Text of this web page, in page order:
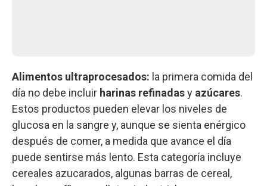
Alimentos ultraprocesados: la primera comida del
día no debe incluir harinas refinadasy azúcares.
Estos productos pueden elevar los niveles de
glucosa en la sangre y, aunque se sienta enérgico
después de comer, a medida que avance el día
puede sentirse más lento. Esta categoría incluye
cereales azucarados, algunas barras de cereal,